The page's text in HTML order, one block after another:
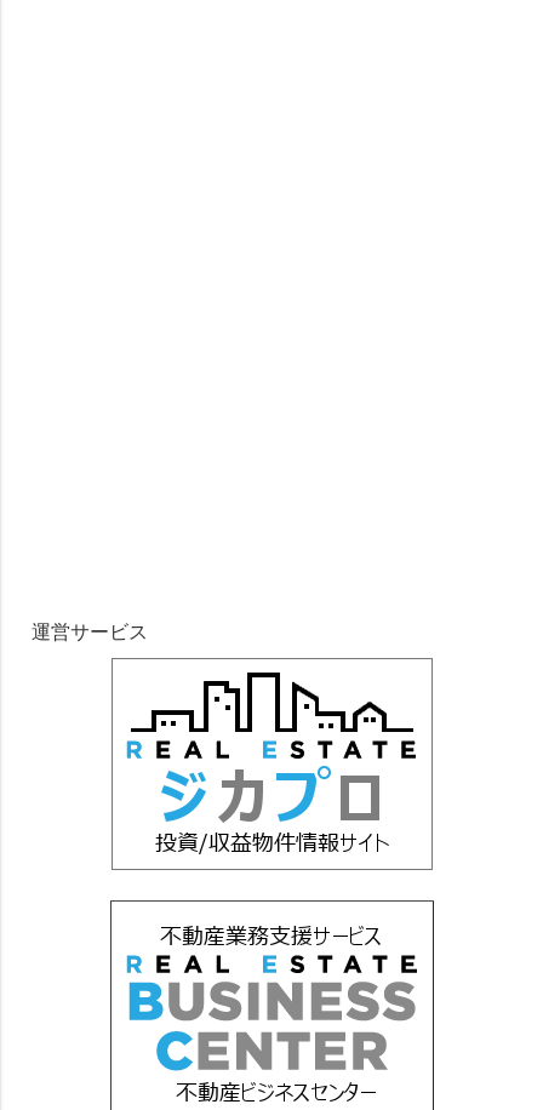
運営サービス